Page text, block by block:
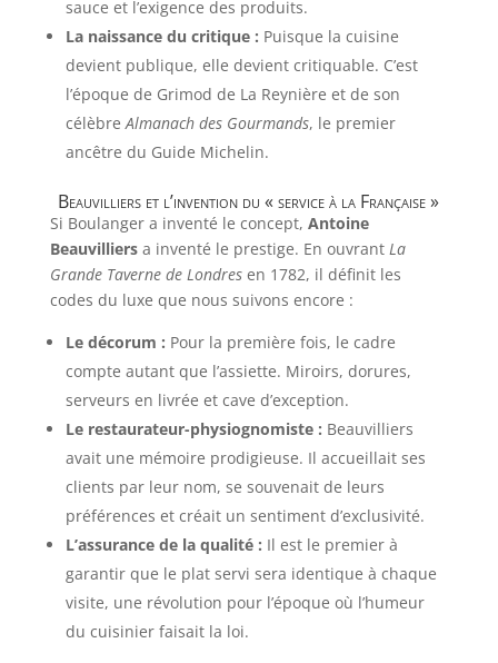
sauce et l’exigence des produits.
La naissance du critique : Puisque la cuisine
devient publique, elle devient critiquable. C’est
l’époque de Grimod de La Reynière et de son
célèbreAlmanach des Gourmands, le premier
ancêtre du Guide Michelin.
Beauvilliers et l’invention du « service à la Française »
Si Boulanger a inventé le concept, Antoine
Beauvilliersa inventé le prestige. En ouvrant La
Grande Taverne de Londresen 1782, il définit les
codes du luxe que nous suivons encore :
Le décorum : Pour la première fois, le cadre
compte autant que l’assiette. Miroirs, dorures,
serveurs en livrée et cave d’exception.
Le restaurateur-physiognomiste : Beauvilliers
avait une mémoire prodigieuse. Il accueillait ses
clients par leur nom, se souvenait de leurs
préférences et créait un sentiment d’exclusivité.
L’assurance de la qualité : Il est le premier à
garantir que le plat servi sera identique à chaque
visite, une révolution pour l’époque où l’humeur
du cuisinier faisait la loi.